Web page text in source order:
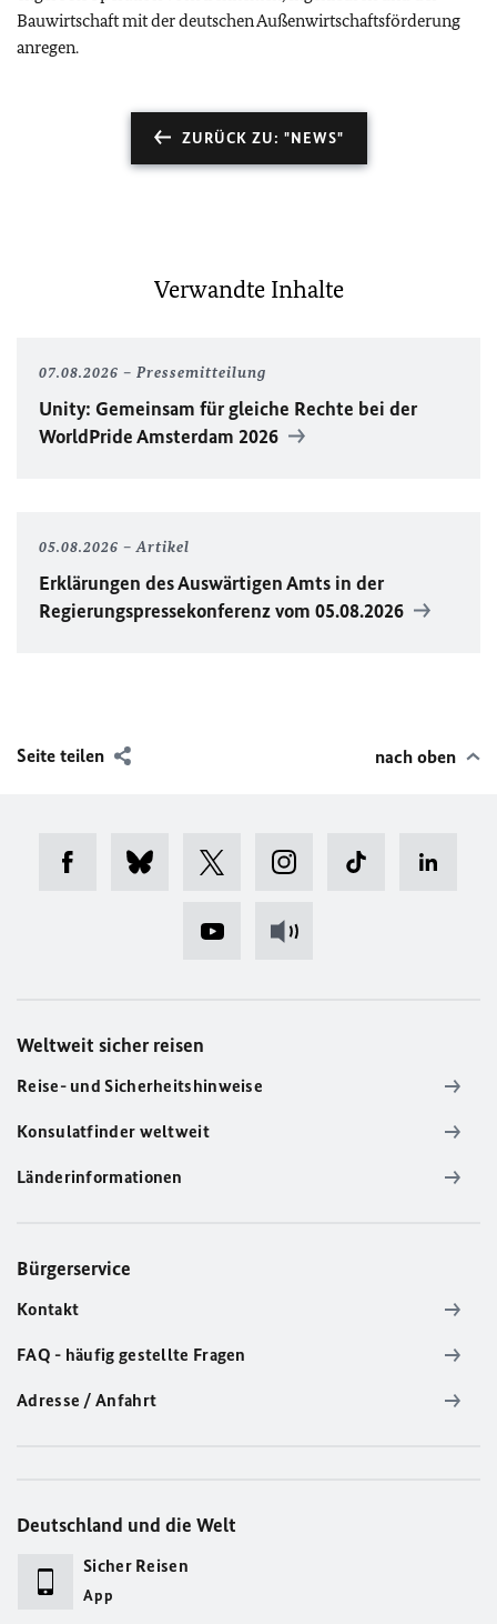
Bauwirtschaft mit der deutschen Außenwirtschaftsförderung
anregen.
ZURÜCK ZU: "NEWS"
Verwandte Inhalte
07.08.2026 Pressemitteilung
Unity: Gemeinsam für gleiche Rechte bei der
WorldPrideAmsterdam 2026
05.08.2026 Artikel
Erklärungen des Auswärtigen Amts in der
Regierungspressekonferenz vom 05.08.2026
Seite teilen nach oben
Weltweit sicher reisen
Reise- und Sicherheitshinweise
Konsulatfinder weltweit
Länderinformationen
Bürgerservice
Kontakt
FAQ - häufig gestellte Fragen
Adresse / Anfahrt
Deutschland und die Welt
Sicher Reisen
App